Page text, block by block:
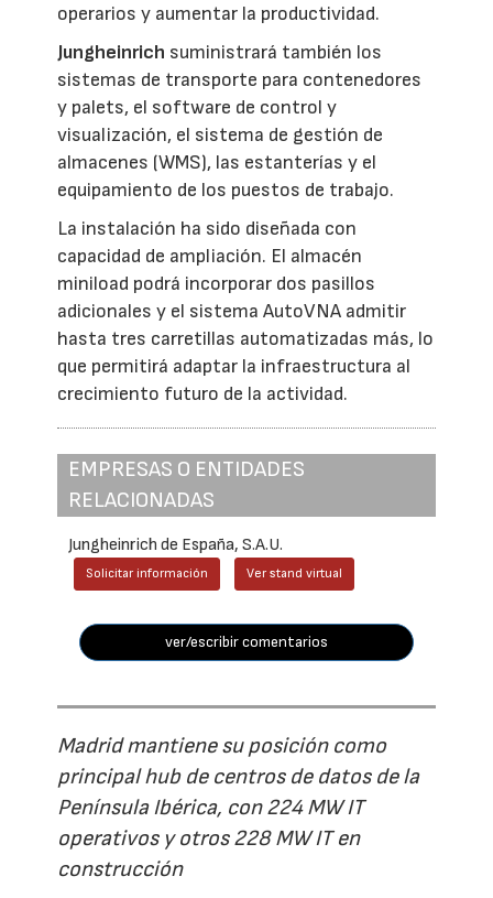
operarios y aumentar la productividad.
Jungheinrich suministrará también los
sistemas de transporte para contenedores
y palets, el software de control y
visualización, el sistema de gestión de
almacenes (WMS), las estanterías y el
equipamiento de los puestos de trabajo.
La instalación ha sido diseñada con
capacidad de ampliación. El almacén
miniload podrá incorporar dos pasillos
adicionales y el sistema AutoVNA admitir
hasta tres carretillas automatizadas más, lo
que permitirá adaptar la infraestructura al
crecimiento futuro de la actividad.
EMPRESAS O ENTIDADES
RELACIONADAS
Jungheinrich de España, S.A.U.
Solicitar información Ver stand virtual
ver/escribir comentarios
Madrid mantiene su posición como
principal hub de centros de datos de la
Península Ibérica, con 224 MW IT
operativos y otros 228 MW IT en
construcción